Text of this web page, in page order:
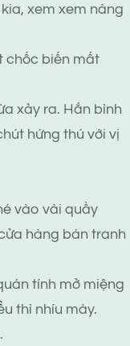
xem xem nàng
chốc biến mất
xảy ra. Hắn bình
hứng thú với vị
vào vài quầy
hàng bán tranh
tính mở miệng
thì nhíu mày.